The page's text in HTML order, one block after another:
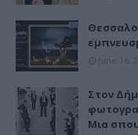
Στον
Μια